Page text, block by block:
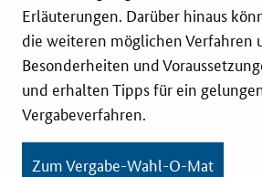
Erläuterungen. Darüber hinaus
die weiteren möglichen Verfahren
Besonderheiten und
und erhalten Tipps für ein
Vergabeverfahren.
Zum Vergabe-Wahl-O-Mat